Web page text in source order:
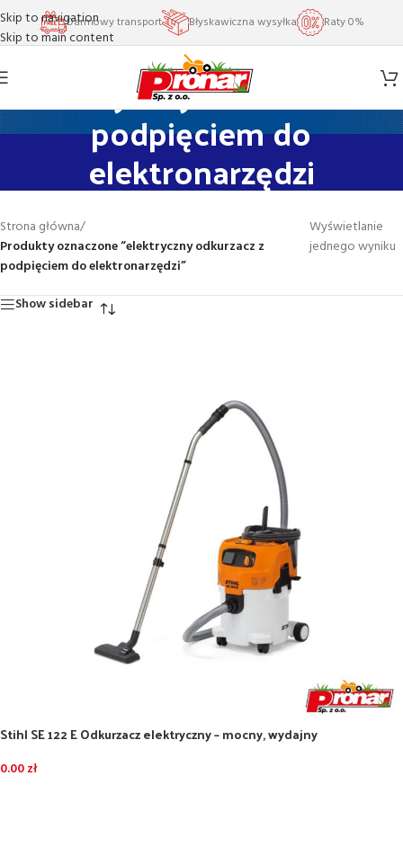
Skip to navigation
Skip to main content
Darmowy transport Błyskawiczna wysyłka Raty 0%
elektryczny odkurzacz z
podpięciem do
elektronarzędzi
Strona główna/
Produkty oznaczone “elektryczny odkurzacz z
podpięciem do elektronarzędzi”
Wyświetlanie
jednego wyniku
Show sidebar
Stihl SE 122 E Odkurzacz elektryczny – mocny, wydajny
0.00zł